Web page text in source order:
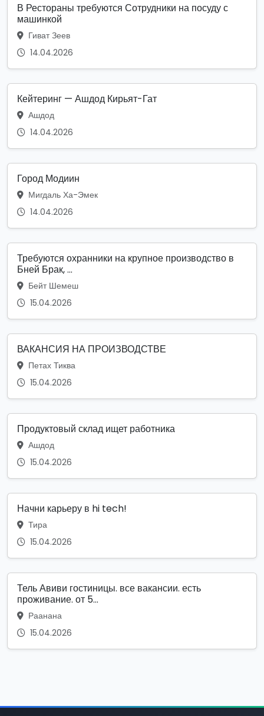
В Рестораны требуются Сотрудники на посуду с
машинкой
Гиват Зеев
14.04.2026
Кейтеринг — Ашдод Кирьят-Гат
Ашдод
14.04.2026
Город Модиин
Мигдаль Ха-Эмек
14.04.2026
Требуются охранники на крупное производство в
Бней Брак, ...
Бейт Шемеш
15.04.2026
ВАКАНСИЯ НА ПРОИЗВОДСТВЕ
Петах Тиква
15.04.2026
Продуктовый склад ищет работника
Ашдод
15.04.2026
Начни карьеру в hi tech!
Тира
15.04.2026
Тель Авиви гостиницы. все вакансии. есть
проживание. от 5...
Раанана
15.04.2026